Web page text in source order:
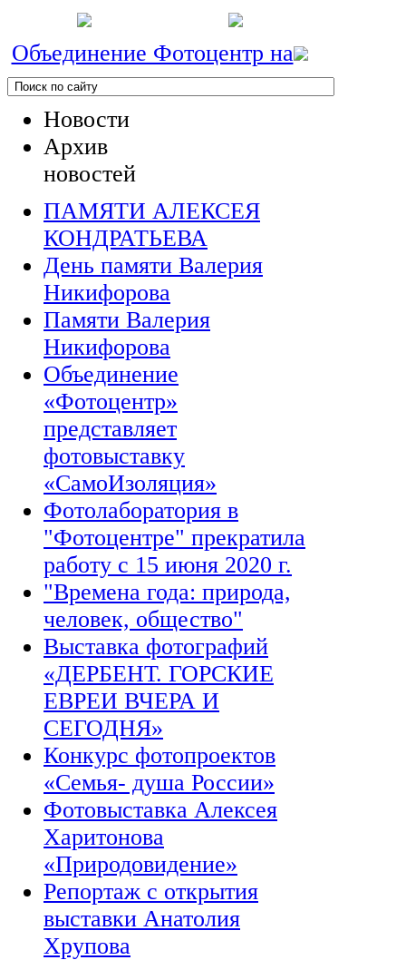
Объединение Фотоцентр на
Новости
Архив
новостей
ПАМЯТИ АЛЕКСЕЯ
КОНДРАТЬЕВА
День памяти Валерия
Никифорова
Памяти Валерия
Никифорова
Объединение
«Фотоцентр»
представляет
фотовыставку
«СамоИзоляция»
Фотолаборатория в
"Фотоцентре" прекратила
работу с 15 июня 2020 г.
"Времена года: природа,
человек, общество"
Выставка фотографий
«ДЕРБЕНТ. ГОРСКИЕ
ЕВРЕИ ВЧЕРА И
СЕГОДНЯ»
Конкурс фотопроектов
«Семья- душа России»
Фотовыставка Алексея
Харитонова
«Природовидение»
Репортаж с открытия
выставки Анатолия
Хрупова